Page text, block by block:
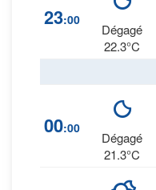
23:00
Dégagé
22.3°C
00:00
Dégagé
21.3°C